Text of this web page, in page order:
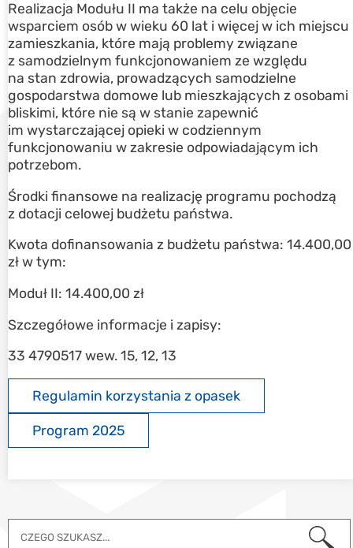
Realizacja Modułu II ma także na celu objęcie
wsparciem osób w wieku 60 lat i więcej w ich miejscu
zamieszkania, które mają problemy związane
z samodzielnym funkcjonowaniem ze względu
na stan zdrowia, prowadzących samodzielne
gospodarstwa domowe lub mieszkających z osobami
bliskimi, które nie są w stanie zapewnić
im wystarczającej opieki w codziennym
funkcjonowaniu w zakresie odpowiadającym ich
potrzebom.
Środki finansowe na realizację programu pochodzą
z dotacji celowej budżetu państwa.
Kwota dofinansowania z budżetu państwa: 14.400,00
zł w tym:
Moduł II: 14.400,00 zł
Szczegółowe informacje i zapisy:
33 4790517 wew. 15, 12, 13
Regulamin korzystania z opasek
Program 2025